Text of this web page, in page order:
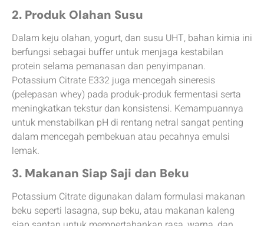
2. Produk Olahan Susu
Dalam keju olahan, yogurt, dan susu UHT, bahan kimia ini
berfungsi sebagai buffer untuk menjaga kestabilan
protein selama pemanasan dan penyimpanan.
Potassium Citrate E332 juga mencegah sineresis
(pelepasan whey) pada produk-produk fermentasi serta
meningkatkan tekstur dan konsistensi. Kemampuannya
untuk menstabilkan pH di rentang netral sangat penting
dalam mencegah pembekuan atau pecahnya emulsi
lemak.
3. Makanan Siap Saji dan Beku
Potassium Citrate digunakan dalam formulasi makanan
beku seperti lasagna, sup beku, atau makanan kaleng